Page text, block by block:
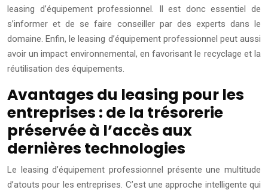
leasing d’équipement professionnel. Il est donc essentiel de
s’informer et de se faire conseiller par des experts dans le
domaine. Enfin, le leasing d’équipement professionnel peut aussi
avoir un impact environnemental, en favorisant le recyclage et la
réutilisation des équipements.
Avantages du leasing pour les
entreprises : de la trésorerie
préservée à l’accès aux
dernières technologies
Le leasing d’équipement professionnel présente une multitude
d’atouts pour les entreprises. C’est une approche intelligente qui